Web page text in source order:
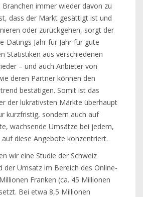
Branchen immer wieder davon zu
dass der Markt gesättigt ist und
oder zurückgehen, sorgt der
Datings Jahr für Jahr für gute
Statistiken aus verschiedenen
– und auch Anbieter von
deren Partner können den
bestätigen. Somit ist das
der lukrativsten Märkte überhaupt
kurzfristig, sondern auch auf
wachsende Umsätze bei jedem,
diese Angebote konzentriert.
wir eine Studie der Schweiz
der Umsatz im Bereich des Online-
Franken (ca. 45 Millionen
Bei etwa 8,5 Millionen